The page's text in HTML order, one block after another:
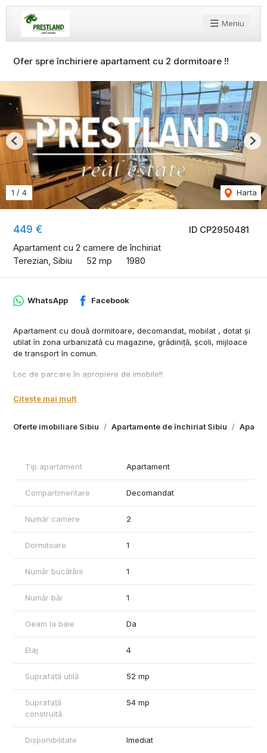
Meniu
Ofer spre închiriere apartament cu 2 dormitoare !!
ID CP2950481
449 €
Apartament cu 2 camere de închiriat
Terezian, Sibiu
52 mp 1980
1 / 4 Harta
Previous
Oferte imobiliare Sibiu Apartamente de închiriat Sibiu
WhatsApp Facebook
Apartament cu două dormitoare, decomandat, mobilat , dotat și
utilat în zona urbanizată cu magazine, grădiniță, școli, mijloace
de transport în comun.
Loc de parcare în apropiere de imobile!!
Preț 420 Euro negociabil + o garanție !! Contract înregistrat la
ANAF !!
Citește mai mult
Tip apartament Apartament
Compartimentare Decomandat
Număr camere 2
Dormitoare 1
Număr bucătării 1
Număr băi 1
Geam la baie Da
Etaj 4
Suprafață utilă 52 mp
Suprafață
construită
54 mp
Disponibilitate Imediat